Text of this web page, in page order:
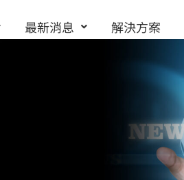
最新消息 解決方案